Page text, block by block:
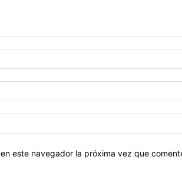
este navegador la próxima vez que